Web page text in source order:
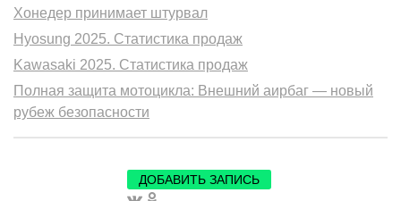
Хонедер принимает штурвал
Hyosung 2025. Статистика продаж
Kawasaki 2025. Статистика продаж
Полная защита мотоцикла: Внешний аирбаг — новый
рубеж безопасности
ДОБАВИТЬ ЗАПИСЬ